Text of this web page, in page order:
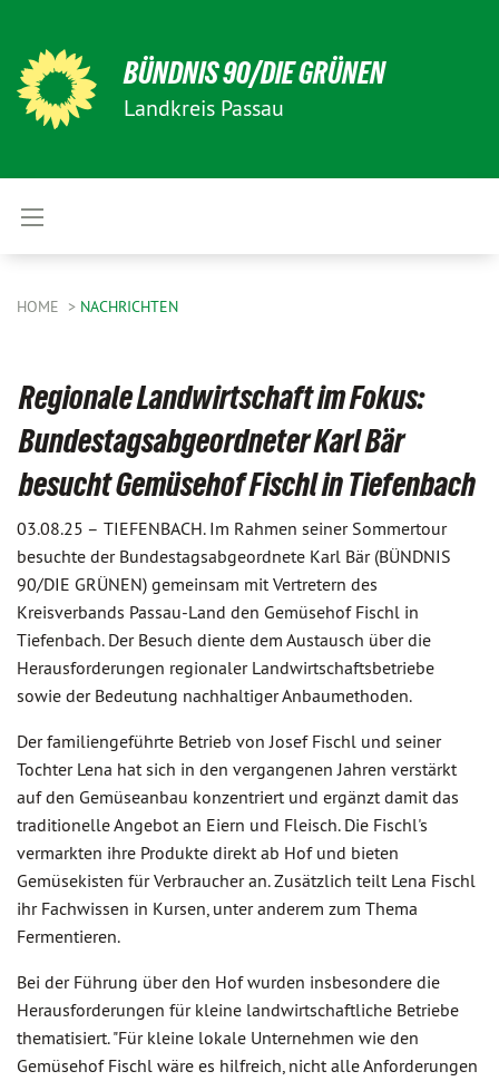
BÜNDNIS 90/DIE GRÜNEN
Landkreis Passau
HOME NACHRICHTEN
Regionale Landwirtschaft im Fokus:
Bundestagsabgeordneter Karl Bär
besucht Gemüsehof Fischl in Tiefenbach
03.08.25 – TIEFENBACH. Im Rahmen seiner Sommertour
besuchte der Bundestagsabgeordnete Karl Bär (BÜNDNIS
90/DIE GRÜNEN) gemeinsam mit Vertretern des
Kreisverbands Passau-Land den Gemüsehof Fischl in
Tiefenbach. Der Besuch diente dem Austausch über die
Herausforderungen regionaler Landwirtschaftsbetriebe
sowie der Bedeutung nachhaltiger Anbaumethoden.
Der familiengeführte Betrieb von Josef Fischl und seiner
Tochter Lena hat sich in den vergangenen Jahren verstärkt
auf den Gemüseanbau konzentriert und ergänzt damit das
traditionelle Angebot an Eiern und Fleisch. Die Fischl's
vermarkten ihre Produkte direkt ab Hof und bieten
Gemüsekisten für Verbraucher an. Zusätzlich teilt Lena Fischl
ihr Fachwissen in Kursen, unter anderem zum Thema
Fermentieren.
Bei der Führung über den Hof wurden insbesondere die
Herausforderungen für kleine landwirtschaftliche Betriebe
thematisiert. "Für kleine lokale Unternehmen wie den
Gemüsehof Fischl wäre es hilfreich, nicht alle Anforderungen